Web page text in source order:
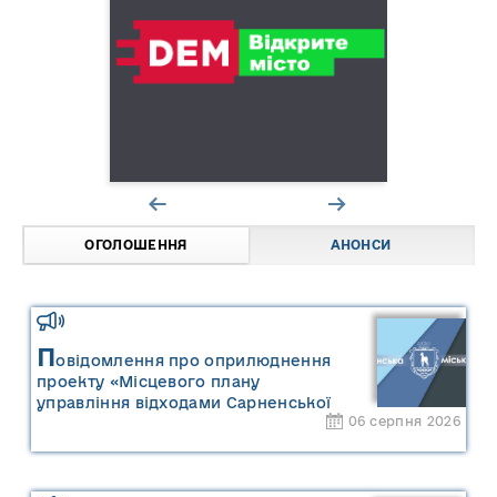
ОГОЛОШЕННЯ АНОНСИ
Повідомлення про оприлюднення
проекту «Місцевого плану
управління відходами Сарненської
міської територіальної громади» та
управління відходами Сарненської
06 серпня 2026